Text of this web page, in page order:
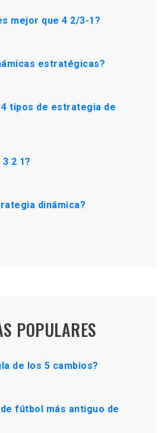
mejor que 4 2/3-1?
estratégicas?
tipos de estrategia de
2 1?
dinámica?
POPULARES
de los 5 cambios?
fútbol más antiguo de